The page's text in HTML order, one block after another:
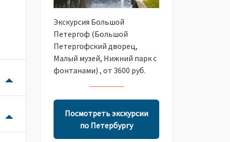
Экскурсия Большой
Петергоф (Большой
Петергофский дворец,
Малый музей, Нижний парк с
фонтанами) , от 3600 руб.
Посмотреть экскурсии
по Петербургу